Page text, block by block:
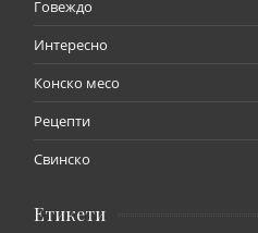
Говеждо
Интересно
Конско месо
Рецепти
Свинско
Етикети